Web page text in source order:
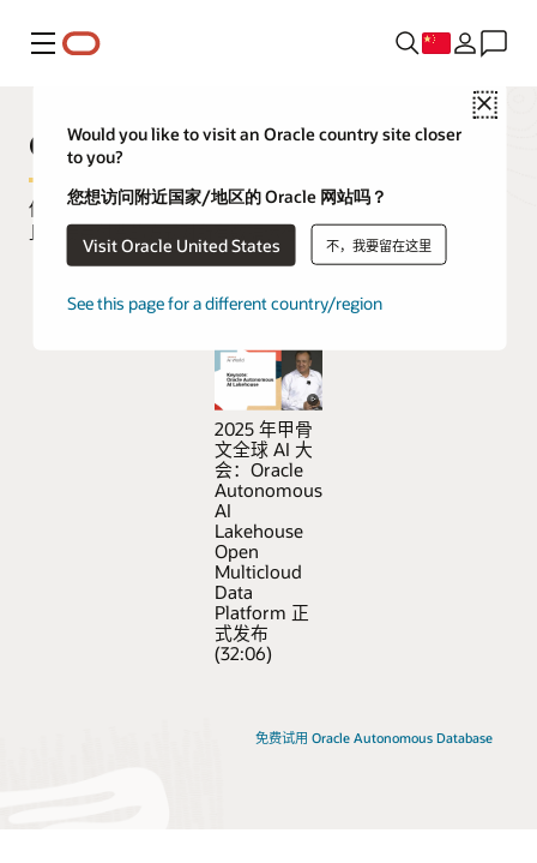
菜单
Close
Would you like to visit an Oracle country site closer
to you?
您想访问附近国家/地区的 Oracle 网站吗？
Visit Oracle United States 不，我要留在这里
See this page for a different country/region
免费试用 Oracle Autonomous Database
Oracle Autonomous AI Lakehouse
使用前沿的开源数据湖技术和企业数据仓库功能，以简单、安全
且按使用付费的方式对所有数据运行 AI。
免费试用 Oracle Autonomous AI Lakehouse
2025 年甲骨
文全球 AI 大
会：Oracle
Autonomous
AI
Lakehouse
Open
Multicloud
Data
Platform 正
式发布
(32:06)